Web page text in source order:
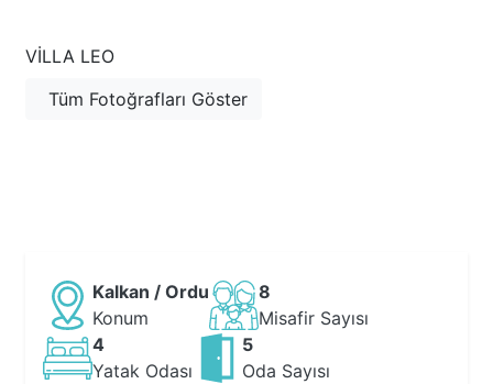
VILLA LEO
Tüm Fotoğrafları Göster
Kalkan / Ordu
Konum
8
Misafir Sayısı
4
Yatak Odası
5
Oda Sayısı